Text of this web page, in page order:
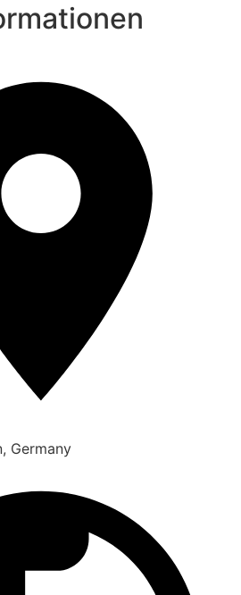
Germany